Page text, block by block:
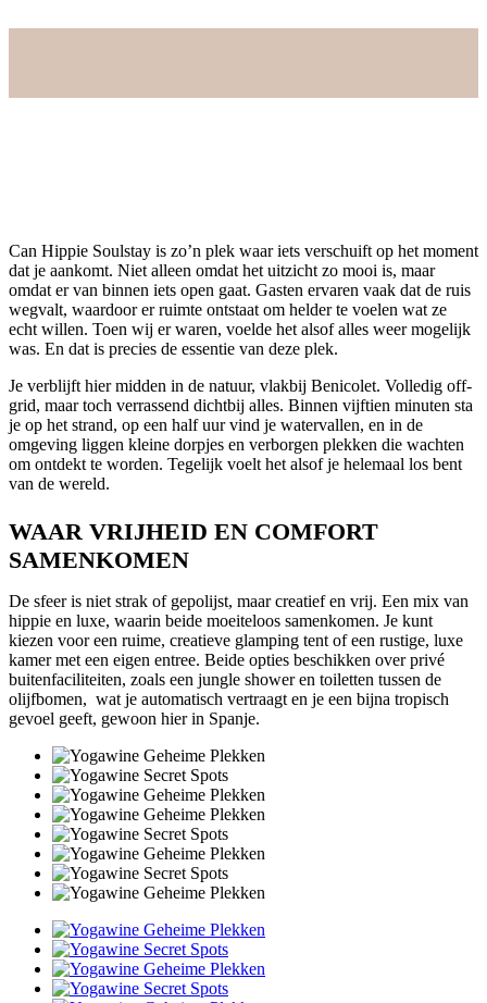
Can Hippie Soulstay is zo’n plek waar iets verschuift op het moment
dat je aankomt. Niet alleen omdat het uitzicht zo mooi is, maar
omdat er van binnen iets open gaat. Gasten ervaren vaak dat de ruis
wegvalt, waardoor er ruimte ontstaat om helder te voelen wat ze
echt willen. Toen wij er waren, voelde het alsof alles weer mogelijk
was. En dat is precies de essentie van deze plek.
Je verblijft hier midden in de natuur, vlakbij Benicolet. Volledig off-
grid, maar toch verrassend dichtbij alles. Binnen vijftien minuten sta
je op het strand, op een half uur vind je watervallen, en in de
omgeving liggen kleine dorpjes en verborgen plekken die wachten
om ontdekt te worden. Tegelijk voelt het alsof je helemaal los bent
van de wereld.
WAAR VRIJHEID EN COMFORT
SAMENKOMEN
De sfeer is niet strak of gepolijst, maar creatief en vrij. Een mix van
hippie en luxe, waarin beide moeiteloos samenkomen. Je kunt
kiezen voor een ruime, creatieve glamping tent of een rustige, luxe
kamer met een eigen entree. Beide opties beschikken over privé
buitenfaciliteiten, zoals een jungle shower en toiletten tussen de
olijfbomen, wat je automatisch vertraagt en je een bijna tropisch
gevoel geeft, gewoon hier in Spanje.